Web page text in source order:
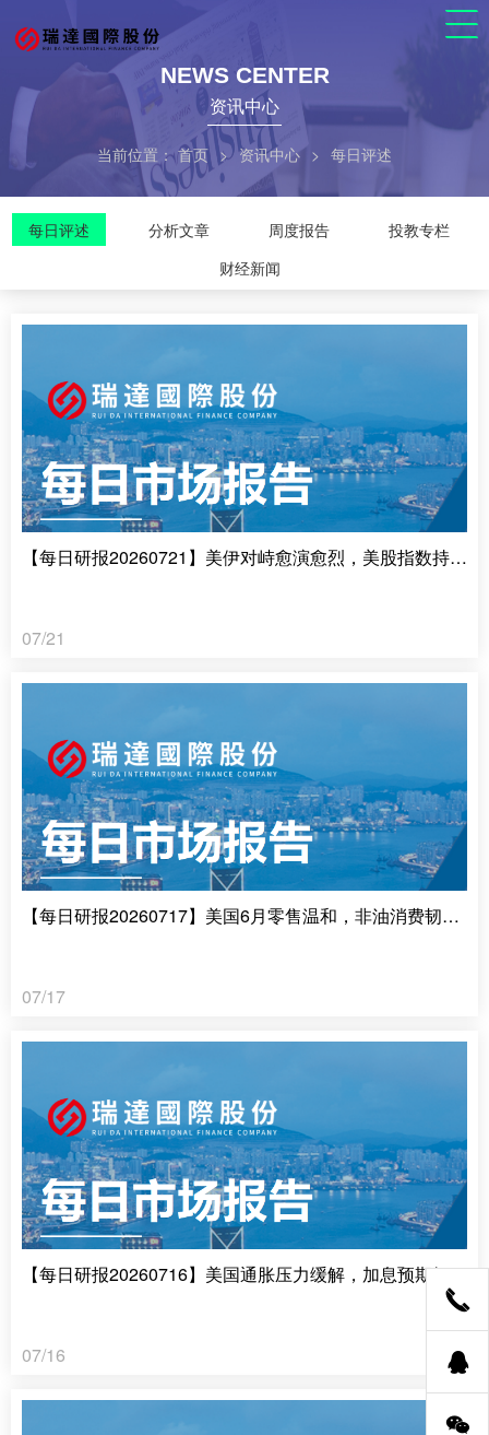
NEWS CENTER
资讯中心
当前位置：首页 > 资讯中心 > 每日评述
每日评述 分析文章 周度报告
投教专栏
财经新闻
【每日研报20260721】美伊对峙愈演愈烈，美股指数持续调整
07/21
【每日研报20260717】美国6月零售温和，非油消费韧性强劲
07/17
【每日研报20260716】美国通胀压力缓解，加息预期短暂削弱
07/16